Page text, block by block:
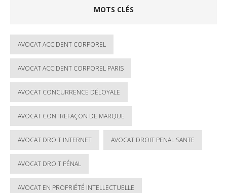
MOTS CLÉS
AVOCAT ACCIDENT CORPOREL
AVOCAT ACCIDENT CORPOREL PARIS
AVOCAT CONCURRENCE DÉLOYALE
AVOCAT CONTREFAÇON DE MARQUE
AVOCAT DROIT INTERNET AVOCAT DROIT PENAL SANTE
AVOCAT DROIT PÉNAL
AVOCAT EN PROPRIÉTÉ INTELLECTUELLE